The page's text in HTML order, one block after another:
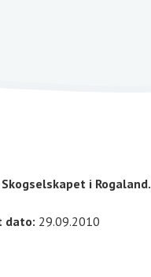
i Rogaland.
dato: 29.09.2010